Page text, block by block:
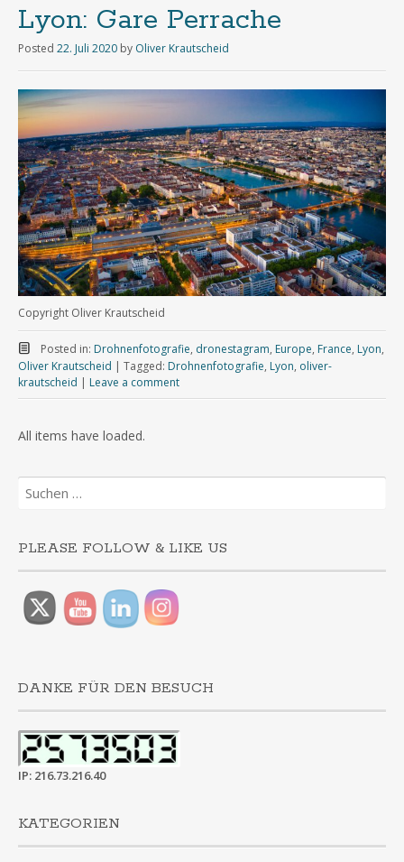
Lyon: Gare Perrache
Posted 22. Juli 2020 by Oliver Krautscheid
Copyright Oliver Krautscheid
Posted in: Drohnenfotografie, dronestagram, Europe, France, Lyon,
Oliver Krautscheid | Tagged: Drohnenfotografie, Lyon, oliver-
krautscheid | Leave a comment
nach:
IP: 216.73.216.40